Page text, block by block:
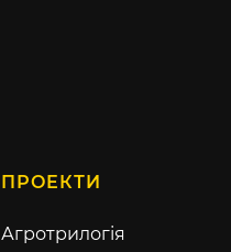
ПРОЕКТИ
Агротрилогія